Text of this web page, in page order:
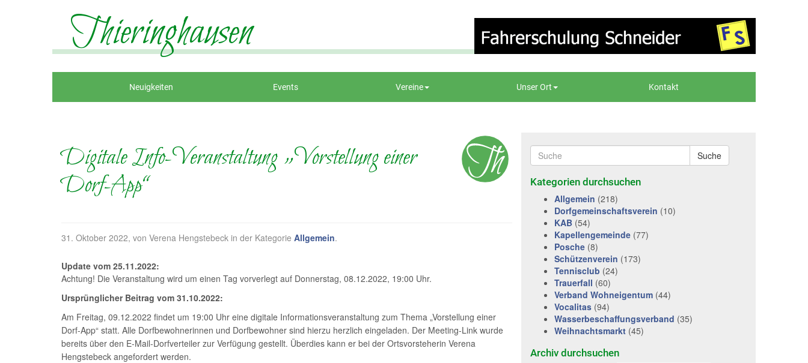
Thieringhausen
Neuigkeiten Events Vereine Unser Ort Kontakt
Digitale Info-Veranstaltung „Vorstellung einer
Dorf-App“
31. Oktober 2022, von Verena Hengstebeck in der Kategorie Allgemein.
Update vom 25.11.2022:
Achtung! Die Veranstaltung wird um einen Tag vorverlegt auf Donnerstag, 08.12.2022, 19:00 Uhr.
Ursprünglicher Beitrag vom 31.10.2022:
Am Freitag, 09.12.2022 findet um 19:00 Uhr eine digitale Informationsveranstaltung zum Thema „Vorstellung einer
Dorf-App“ statt. Alle Dorfbewohnerinnen und Dorfbewohner sind hierzu herzlich eingeladen. Der Meeting-Link wurde
bereits über den E-Mail-Dorfverteiler zur Verfügung gestellt. Überdies kann er bei der Ortsvorsteherin Verena
Hengstebeck angefordert werden.
Suche
Kategorien durchsuchen
Allgemein (218)
Dorfgemeinschaftsverein (10)
KAB (54)
Kapellengemeinde (77)
Posche (8)
Schützenverein (173)
Tennisclub (24)
Trauerfall (60)
Verband Wohneigentum (44)
Vocalitas (94)
Wasserbeschaffungsverband (35)
Weihnachtsmarkt (45)
Archiv durchsuchen